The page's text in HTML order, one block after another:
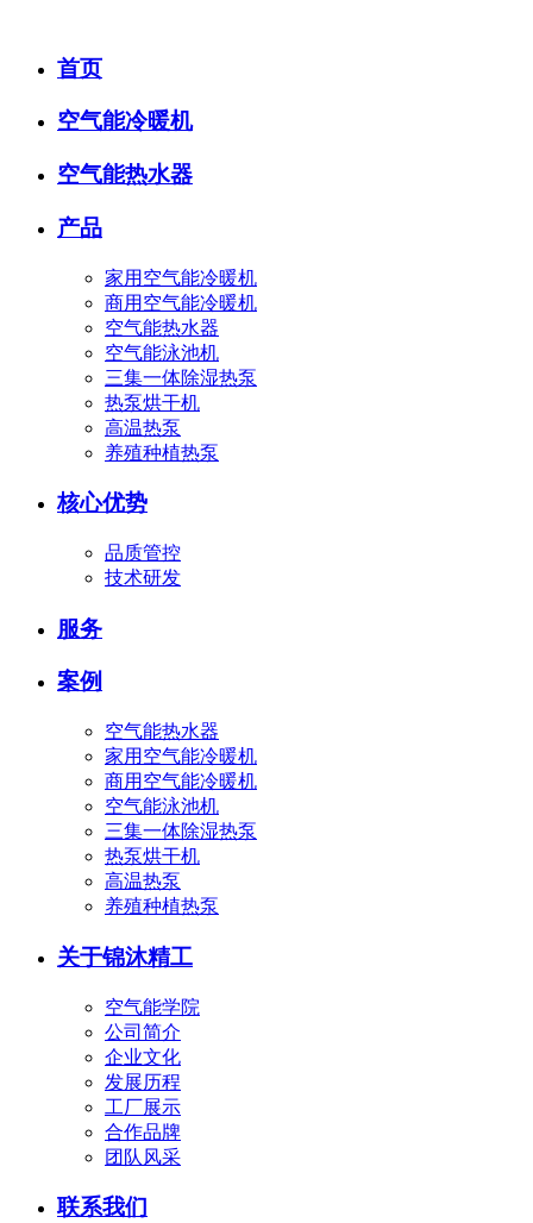
首页
空气能冷暖机
空气能热水器
产品
家用空气能冷暖机
商用空气能冷暖机
空气能热水器
空气能泳池机
三集一体除湿热泵
热泵烘干机
高温热泵
养殖种植热泵
核心优势
品质管控
技术研发
服务
案例
空气能热水器
家用空气能冷暖机
商用空气能冷暖机
空气能泳池机
三集一体除湿热泵
热泵烘干机
高温热泵
养殖种植热泵
关于锦沐精工
空气能学院
公司简介
企业文化
发展历程
工厂展示
合作品牌
团队风采
联系我们